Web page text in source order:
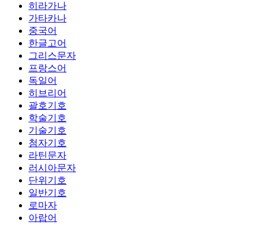
히라가나
가타카나
중국어
한글고어
그리스문자
프랑스어
독일어
히브리어
괄호기호
학술기호
기술기호
첨자기호
라틴문자
러시아문자
단위기호
일반기호
로마자
아랍어